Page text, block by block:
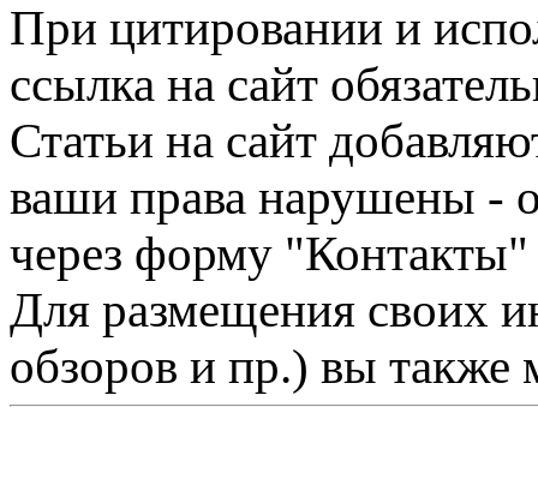
При цитировании и
ссылка на сайт
Статьи на сайт
ваши права нарушены -
через форму "Контакты"
Для размещения своих
обзоров и пр.) вы также